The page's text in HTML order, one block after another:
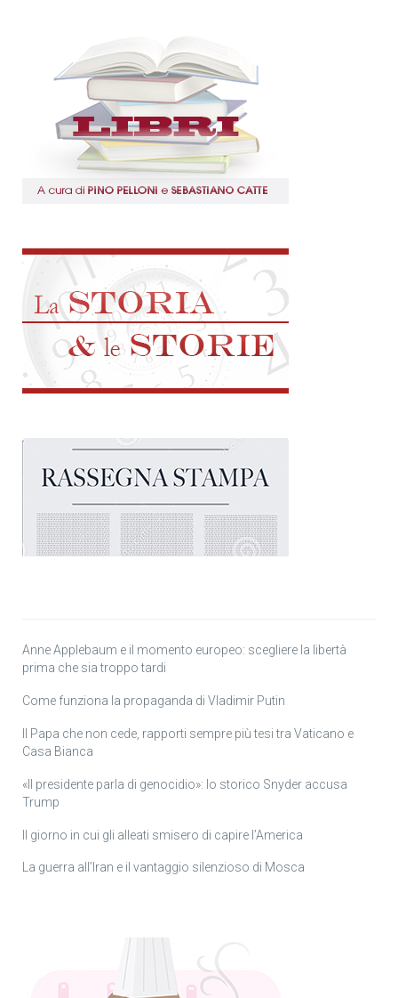
Anne Applebaum e il momento europeo: scegliere la libertà
prima che sia troppo tardi
Come funziona la propaganda di Vladimir Putin
Il Papa che non cede, rapporti sempre più tesi tra Vaticano e
Casa Bianca
«Il presidente parla di genocidio»: lo storico Snyder accusa
Trump
Il giorno in cui gli alleati smisero di capire l’America
La guerra all’Iran e il vantaggio silenzioso di Mosca